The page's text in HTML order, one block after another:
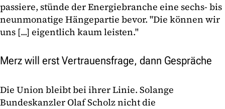
passiere, stünde der Energiebranche eine sechs- bis
neunmonatige Hängepartie bevor. "Die können wir
uns [...] eigentlich kaum leisten."
Merz will erst Vertrauensfrage, dann Gespräche
Die Union bleibt bei ihrer Linie. Solange
Bundeskanzler Olaf Scholz nicht die